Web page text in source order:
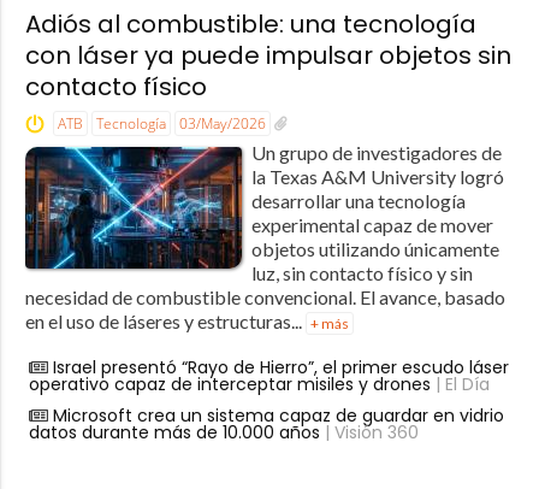
Adiós al combustible: una tecnología
con láser ya puede impulsar objetos sin
contacto físico
ATB Tecnología 03/May/2026
Un grupo de investigadores de
la Texas A&M University logró
desarrollar una tecnología
experimental capaz de mover
objetos utilizando únicamente
luz, sin contacto físico y sin
necesidad de combustible convencional. El avance, basado
en el uso de láseres y estructuras... + más
Israel presentó “Rayo de Hierro”, el primer escudo láser
operativo capaz de interceptar misiles y drones | El Día
Microsoft crea un sistema capaz de guardar en vidrio
datos durante más de 10.000 años | Visión 360